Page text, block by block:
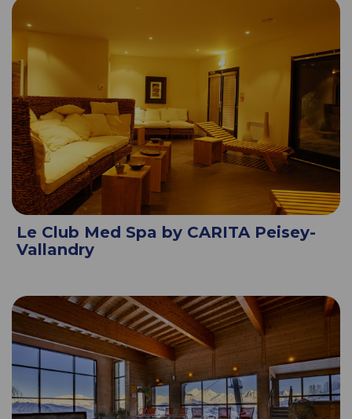
Le Club Med Spa by CARITA Peisey-
Vallandry